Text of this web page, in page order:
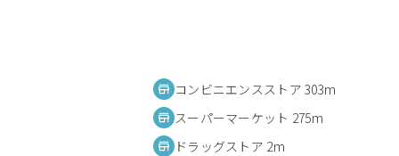
コンビニエンスストア 303m
スーパーマーケット 275m
ドラッグストア 2m